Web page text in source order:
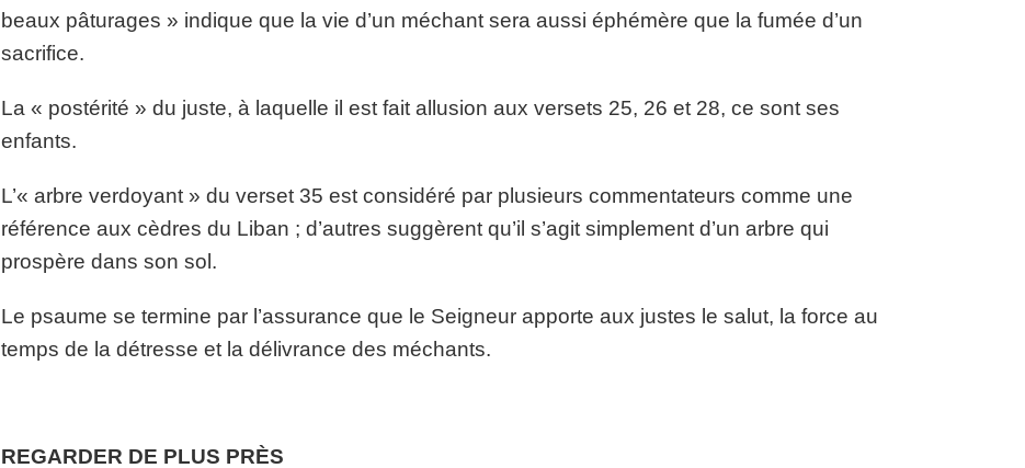
beaux pâturages » indique que la vie d’un méchant sera aussi éphémère que la fumée d’un
sacrifice.
La « postérité » du juste, à laquelle il est fait allusion aux versets 25, 26 et 28, ce sont ses
enfants.
L’« arbre verdoyant » du verset 35 est considéré par plusieurs commentateurs comme une
référence aux cèdres du Liban ; d’autres suggèrent qu’il s’agit simplement d’un arbre qui
prospère dans son sol.
Le psaume se termine par l’assurance que le Seigneur apporte aux justes le salut, la force au
temps de la détresse et la délivrance des méchants.
REGARDER DE PLUS PRÈS